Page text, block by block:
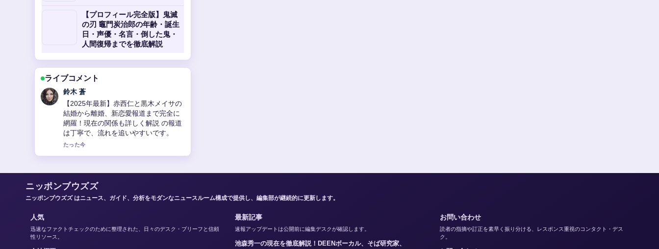
【プロフィール完全版】鬼滅
の刃 竈門炭治郎の年齢・誕生
日・声優・名言・倒した鬼・
人間復帰までを徹底解説
ライブコメント
渡辺 結衣
池森秀一の現在を徹底解説！DEENボー
カル、そば研究家、YouTuberとしての
活動、年齢、結婚、年収、叙々苑カッ
プ参加まで 周辺の検証がしっかりして
いて安心感があります。
ニッポンブウズズ
人気
迅速なファクトチェックのために整理された、日々のデスク・ブリーフと信頼
性リソース。
最新記事
速報アップデートは公開前に編集デスクが確認します。
お問い合わせ
読者の指摘や訂正を素早く振り分ける、レスポンス重視のコンタクト・デス